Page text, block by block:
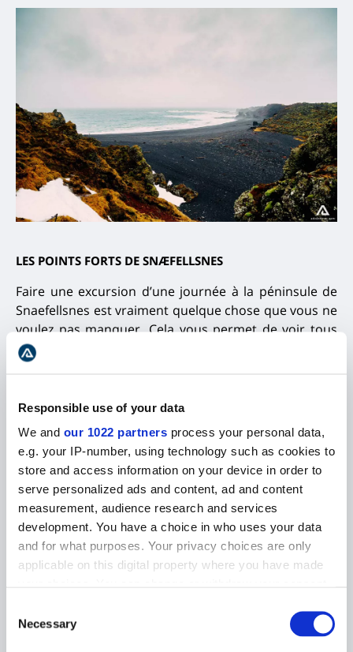
Responsible use of your data
We and our 1022 partners process your personal data,
e.g. your IP-number, using technology such as cookies to
store and access information on your device in order to
serve personalized ads and content, ad and content
measurement, audience research and services
development. You have a choice in who uses your data
and for what purposes. Your privacy choices are only
applicable on this digital property where you have made
the Privacy trigger icon.
Selection
Necessary
LES POINTS FORTS DE SNÆFELLSNES
Faire une excursion d’une journée à la péninsule de
Snaefellsnes est vraiment quelque chose que vous ne
voulez pas manquer. Cela vous permet de voir tous
les points forts de la péninsule en une seule
journée.
d'histoires à son sujet, car cette région est riche en
folklore et en histoire.
La péninsule de Snæfellsnesregorge de sites à
couper le souffle et d'activités de plein air
sensationnelles.Voici tous les faits saillants de
Snaefellsnes que vous verrez pendant la journée.
YTRI-TUNGA ET SA COLONIE DE PHOQUES
Une fois que vous aurez quitté Reykjavík, votre voyage
phoques.La meilleure saison pour la voir est entre